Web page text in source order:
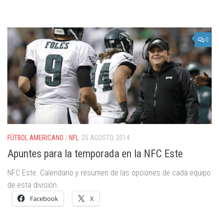
0
FÚTBOL AMERICANO / NFL 25 AGOSTO, 2014
Apuntes para la temporada en la NFC Este
NFC Este. Calendario y resumen de las opciones de cada equipo
de esta división.
Facebook X